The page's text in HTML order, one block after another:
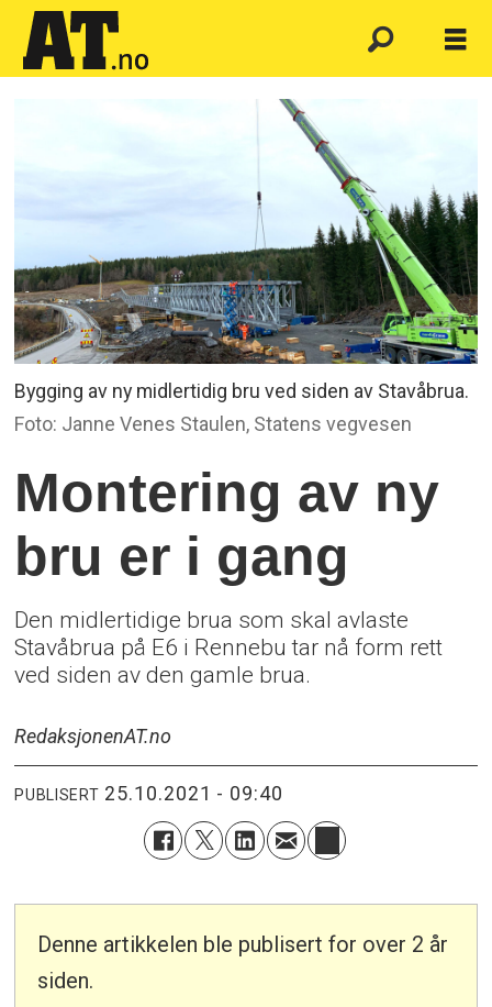
Bygging av ny midlertidig bru ved siden av Stavåbrua.
Foto: Janne Venes Staulen, Statens vegvesen
Montering av ny
bru er i gang
Den midlertidige brua som skal avlaste
Stavåbrua på E6 i Rennebu tar nå form rett
ved siden av den gamle brua.
RedaksjonenAT.no
PUBLISERT 25.10.2021 - 09:40
Denne artikkelen ble publisert for over 2 år
siden.